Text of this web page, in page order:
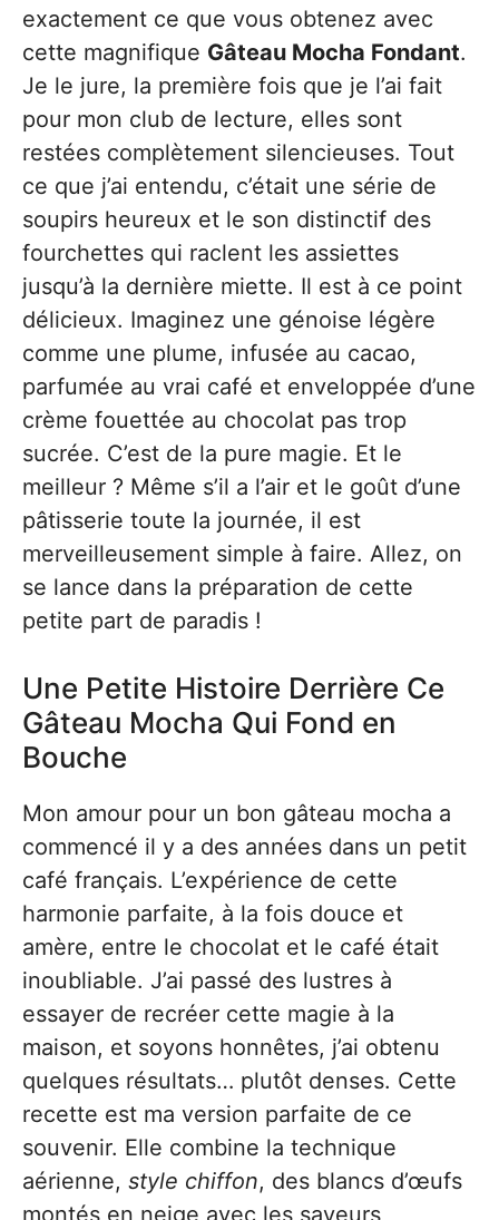
exactement ce que vous obtenez avec
cette magnifique Gâteau Mocha Fondant.
Je le jure, la première fois que je l’ai fait
pour mon club de lecture, elles sont
restées complètement silencieuses. Tout
ce que j’ai entendu, c’était une série de
soupirs heureux et le son distinctif des
fourchettes qui raclent les assiettes
jusqu’à la dernière miette. Il est à ce point
délicieux. Imaginez une génoise légère
comme une plume, infusée au cacao,
parfumée au vrai café et enveloppée d’une
crème fouettée au chocolat pas trop
sucrée. C’est de la pure magie. Et le
meilleur ? Même s’il a l’air et le goût d’une
pâtisserie toute la journée, il est
merveilleusement simple à faire. Allez, on
se lance dans la préparation de cette
petite part de paradis !
Une Petite Histoire Derrière Ce
Gâteau Mocha Qui Fond en
Bouche
Mon amour pour un bon gâteau mocha a
commencé il y a des années dans un petit
café français. L’expérience de cette
harmonie parfaite, à la fois douce et
amère, entre le chocolat et le café était
inoubliable. J’ai passé des lustres à
essayer de recréer cette magie à la
maison, et soyons honnêtes, j’ai obtenu
quelques résultats… plutôt denses. Cette
recette est ma version parfaite de ce
souvenir. Elle combine la technique
aérienne, style chiffon, des blancs d’œufs
montés en neige avec les saveurs